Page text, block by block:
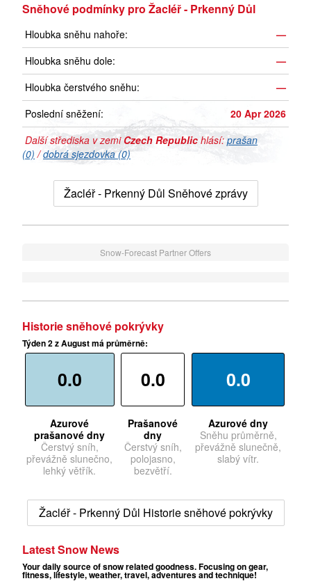
Sněhové podmínky pro Žacléř - Prkenný Důl
Hloubka sněhu nahoře:
—
Hloubka sněhu dole:
—
Hloubka čerstvého sněhu:
—
Poslední sněžení:
20 Apr 2026
Další střediska v zemi Czech Republic hlásí: prašan
(0) /dobrá sjezdovka (0)
Žacléř - Prkenný Důl Sněhové zprávy
Snow-Forecast Partner Offers
Historie sněhové pokrývky
Týden 2 z August má průměrně:
0.0
Azurové
prašanové dny
Čerstvý sníh,
převážně slunečno,
lehký větřík.
0.0
Prašanové
dny
Čerstvý sníh,
polojasno,
bezvětří.
0.0
Azurové dny
Sněhu průměrně,
převážně slunečně,
slabý vítr.
Žacléř - Prkenný Důl Historie sněhové pokrývky